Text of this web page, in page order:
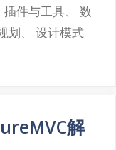
插件与工具、数
划、 设计模式
解